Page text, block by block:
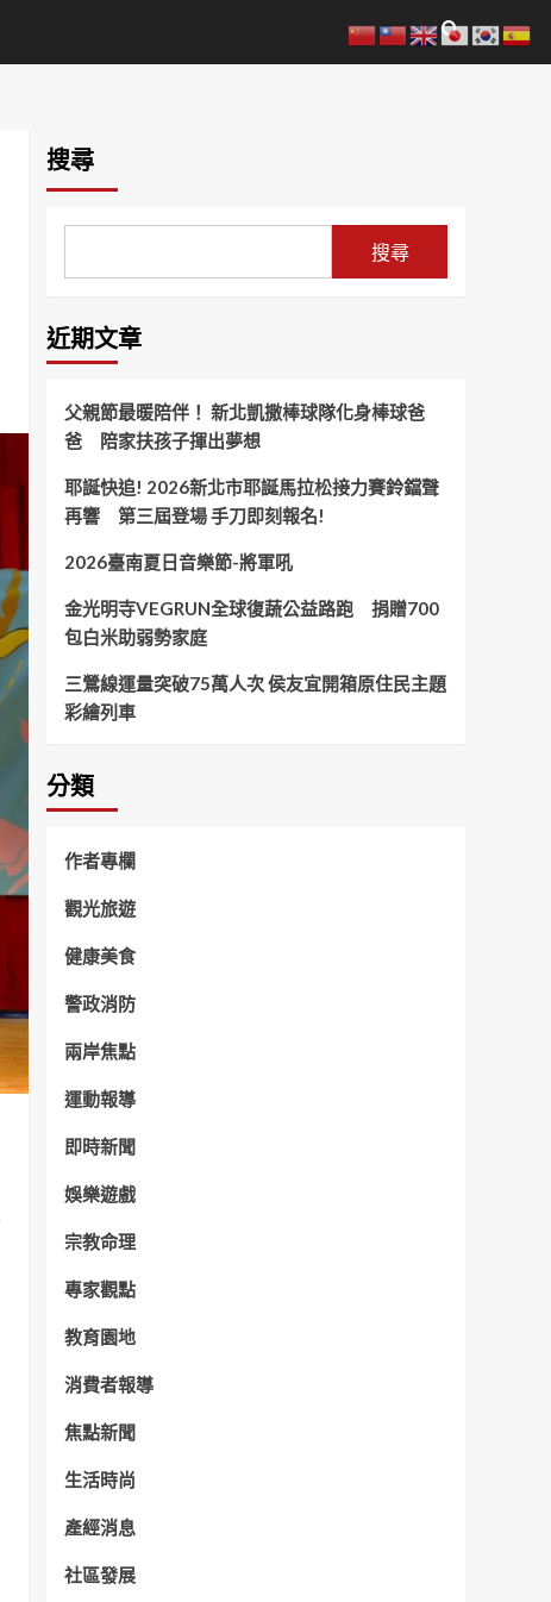
搜尋
搜尋
近期文章
父親節最暖陪伴！ 新北凱撒棒球隊化身棒球爸
爸 陪家扶孩子揮出夢想
耶誕快追! 2026新北市耶誕馬拉松接力賽鈴鐺聲
再響 第三屆登場 手刀即刻報名!
2026臺南夏日音樂節-將軍吼
金光明寺VEGRUN全球復蔬公益路跑 捐贈700
包白米助弱勢家庭
三鶯線運量突破75萬人次 侯友宜開箱原住民主題
彩繪列車
分類
作者專欄
觀光旅遊
健康美食
警政消防
兩岸焦點
運動報導
即時新聞
娛樂遊戲
宗教命理
專家觀點
教育園地
消費者報導
焦點新聞
生活時尚
產經消息
社區發展